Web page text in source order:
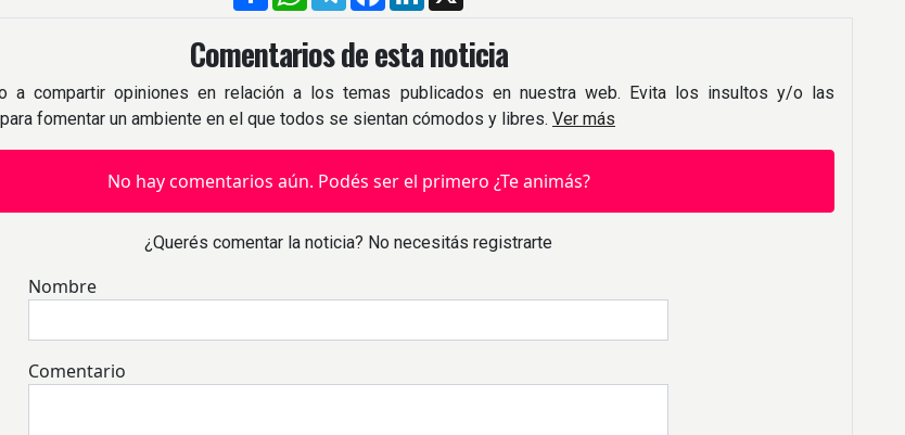
Comentarios de esta noticia
a compartir opiniones en relación a los temas publicados en nuestra web. Evita los insultos y/o las
fomentar un ambiente en el que todos se sientan cómodos y libres. Ver más
No hay comentarios aún. Podés ser el primero ¿Te animás?
¿Querés comentar la noticia? No necesitás registrarte
Nombre
Comentario